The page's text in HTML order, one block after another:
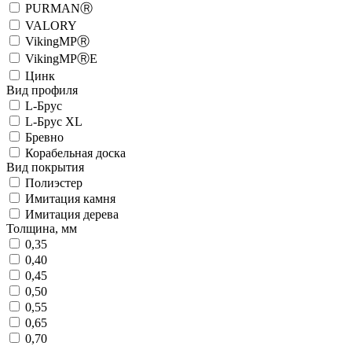
PURMANⓇ
VALORY
VikingMPⓇ
VikingMPⓇE
Цинк
Вид профиля
L-Брус
L-Брус XL
Бревно
Корабельная доска
Вид покрытия
Полиэстер
Имитация камня
Имитация дерева
Толщина, мм
0,35
0,40
0,45
0,50
0,55
0,65
0,70